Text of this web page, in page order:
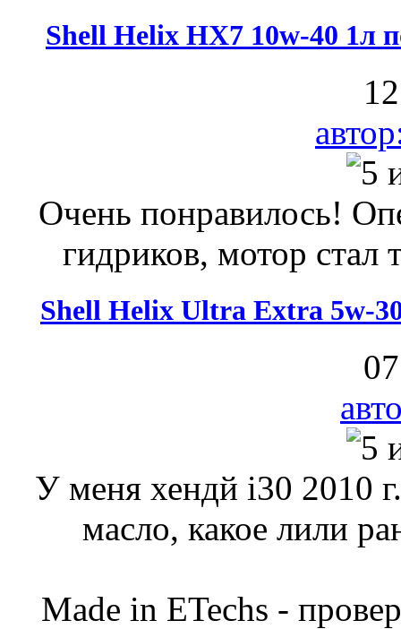
Shell Helix HX7 10w-40 1л
Очень понравилось!
гидриков, мотор стал
Shell Helix Ultra Extra 5w-
У меня хендй i30 2010
масло, какое лили
Made in ETechs -